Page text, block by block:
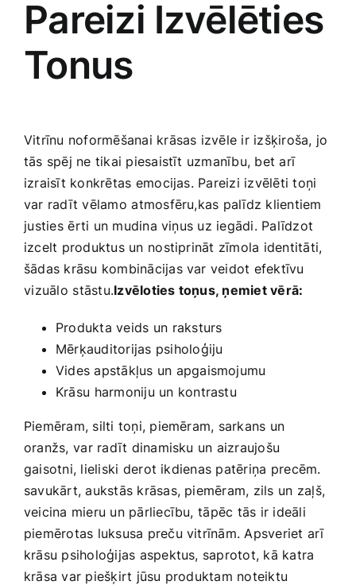
Pareizi ⁢Izvēlēties
Tonus
Vitrīnu noformēšanai krāsas izvēle ir izšķiroša, jo
tās spēj ne tikai piesaistīt uzmanību, bet arī
‌izraisīt konkrētas ⁣emocijas. Pareizi izvēlēti toņi
var radīt vēlamo ⁣atmosfēru,kas palīdz klientiem
⁢justies⁤ ērti un mudina viņus uz iegādi. Palīdzot
izcelt produktus‍ un ⁢nostiprināt zīmola identitāti,⁤
šādas krāsu kombinācijas var veidot efektīvu
⁣vizuālo ⁤stāstu.Izvēloties toņus, ņemiet vērā:
Produkta veids un ⁢raksturs
Mērķauditorijas psiholoģiju
Vides apstākļus un apgaismojumu
Krāsu ⁤harmoniju un‍ kontrastu
Piemēram, silti toņi, piemēram, sarkans un
oranžs, ⁣var radīt dinamisku un aizraujošu
gaisotni, lieliski ⁤derot ikdienas patēriņa ⁢precēm.
savukārt, aukstās ​krāsas, piemēram, zils⁤ un zaļš,
veicina mieru‍ un pārliecību, ⁣tāpēc tās ir ideāli
piemērotas luksusa preču vitrīnām. Apsveriet⁤ arī
krāsu psiholoģijas aspektus, saprotot, kā katra
krāsa var piešķirt jūsu produktam noteiktu